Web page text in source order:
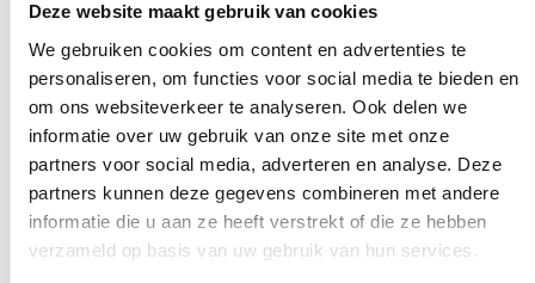
Deze website maakt gebruik van cookies
We gebruiken cookies om content en advertenties te
personaliseren, om functies voor social media te bieden en
om ons websiteverkeer te analyseren. Ook delen we
informatie over uw gebruik van onze site met onze
partners voor social media, adverteren en analyse. Deze
partners kunnen deze gegevens combineren met andere
informatie die u aan ze heeft verstrekt of die ze hebben
verzameld op basis van uw gebruik van hun services.
Slapen in